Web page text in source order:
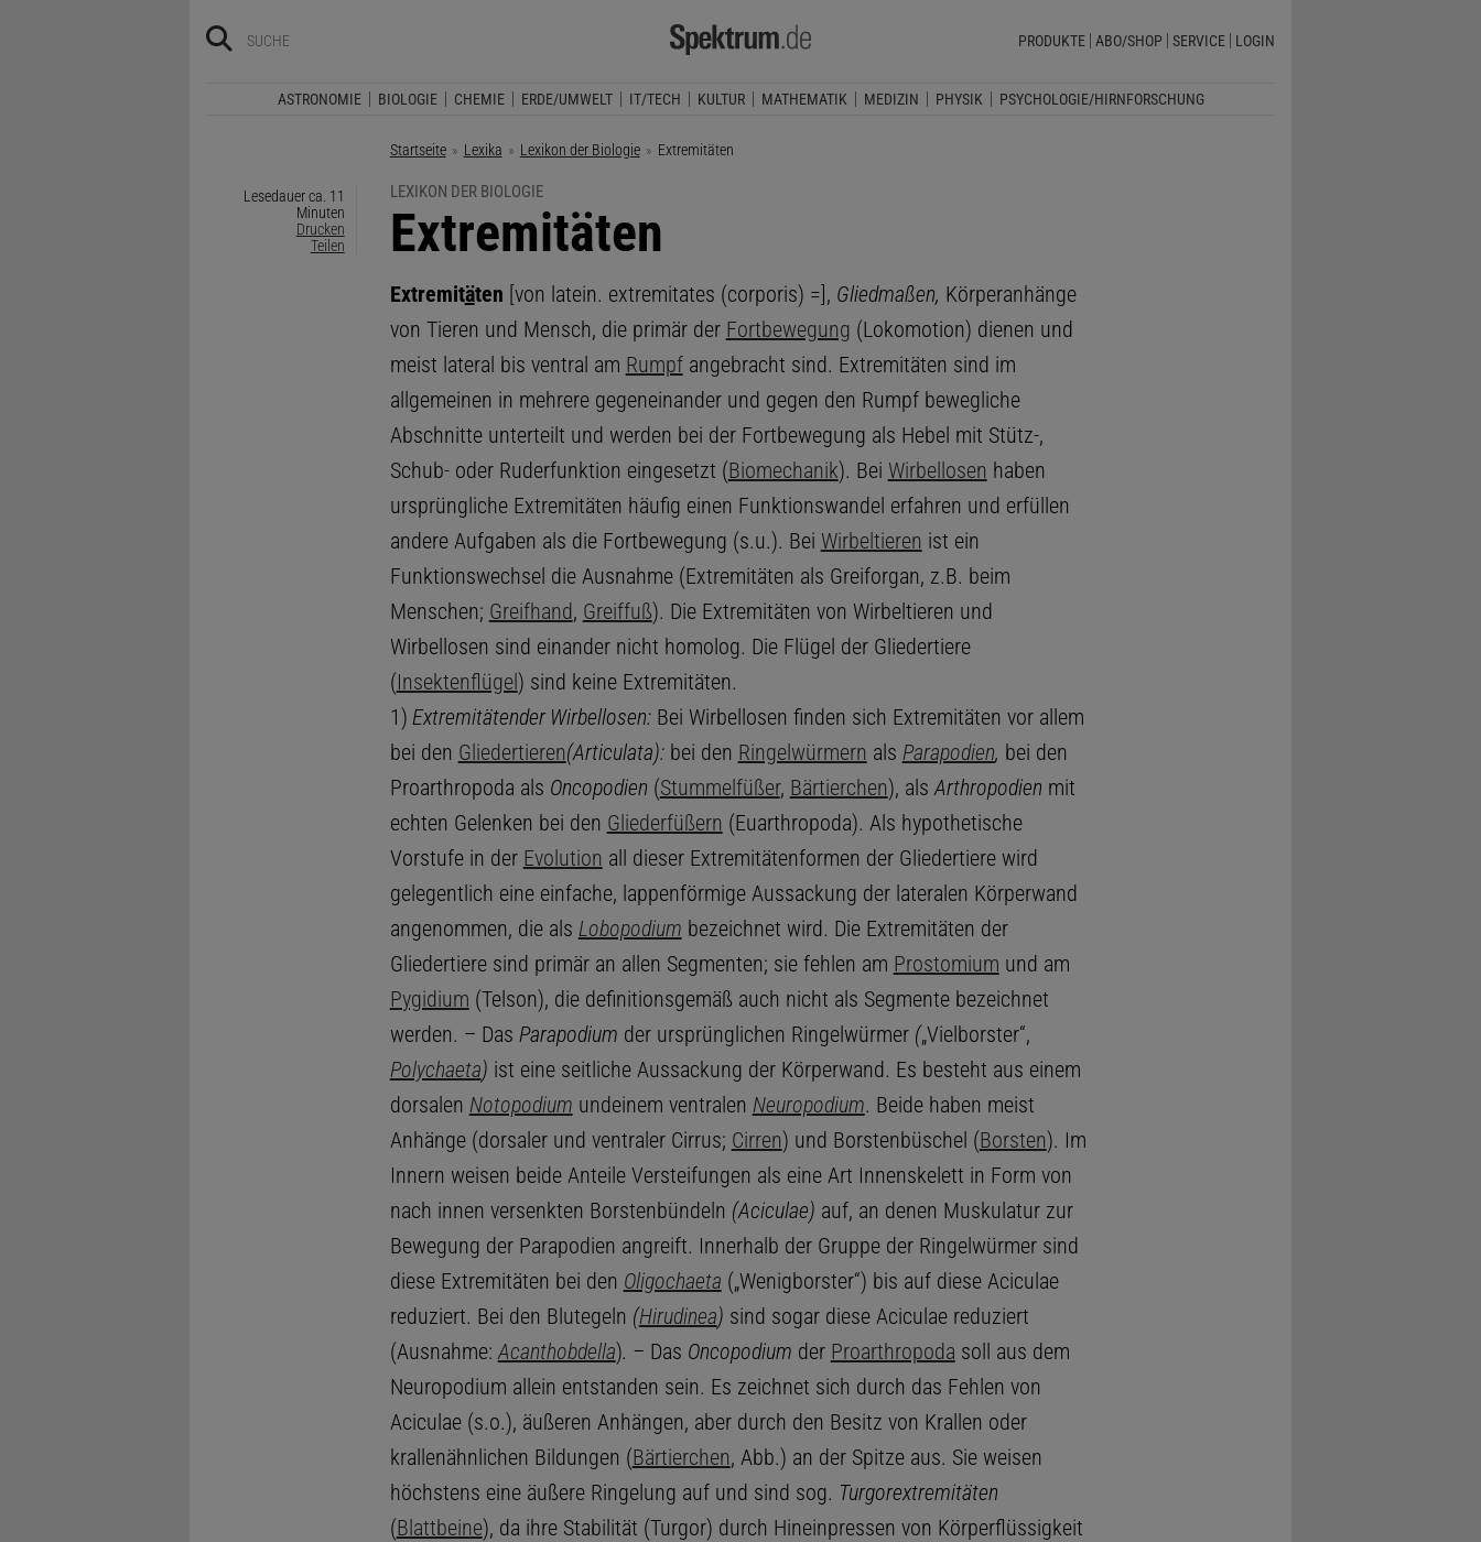
PRODUKTE ABO/SHOP SERVICE LOGIN
ASTRONOMIE BIOLOGIE CHEMIE ERDE/UMWELT IT/TECH KULTUR MATHEMATIK MEDIZIN PHYSIK PSYCHOLOGIE/HIRNFORSCHUNG
Startseite Lexika Lexikon der Biologie Aktuelle Seite:
Extremitäten
Lesedauer ca. 11
Minuten
Drucken
Teilen
LEXIKON DER BIOLOGIE
:
Extremitäten
Extremitäten [von latein. extremitates (corporis) =], Gliedmaßen, Körperanhänge
von Tieren und Mensch, die primär der Fortbewegung (Lokomotion) dienen und
meist lateral bis ventral am Rumpfangebracht sind. Extremitäten sind im
allgemeinen in mehrere gegeneinander und gegen den Rumpf bewegliche
Abschnitte unterteilt und werden bei der Fortbewegung als Hebel mit Stütz-,
Schub- oder Ruderfunktion eingesetzt (Biomechanik). Bei Wirbellosen haben
ursprüngliche Extremitäten häufig einen Funktionswandel erfahren und erfüllen
andere Aufgaben als die Fortbewegung (s.u.). Bei Wirbeltieren ist ein
Funktionswechsel die Ausnahme (Extremitäten als Greiforgan, z.B. beim
Menschen; Greifhand, Greiffuß). Die Extremitäten von Wirbeltieren und
Wirbellosen sind einander nicht homolog. Die Flügel der Gliedertiere
(Insektenflügel) sind keine Extremitäten.
1) Extremitätender Wirbellosen:Bei Wirbellosen finden sich Extremitäten vor allem
bei den Gliedertieren(Articulata):bei den Ringelwürmern als Parapodien, bei den
Proarthropoda als Oncopodien (Stummelfüßer, Bärtierchen), als Arthropodien mit
echten Gelenken bei den Gliederfüßern (Euarthropoda). Als hypothetische
Vorstufe in der Evolution all dieser Extremitätenformen der Gliedertiere wird
gelegentlich eine einfache, lappenförmige Aussackung der lateralen Körperwand
angenommen, die als Lobopodium bezeichnet wird. Die Extremitäten der
Gliedertiere sind primär an allen Segmenten; sie fehlen am Prostomium und am
Pygidium (Telson), die definitionsgemäß auch nicht als Segmente bezeichnet
werden. – Das Parapodium der ursprünglichen Ringelwürmer („Vielborster“,
Polychaeta) ist eine seitliche Aussackung der Körperwand. Es besteht aus einem
dorsalen Notopodium undeinem ventralen Neuropodium. Beide haben meist
Anhänge (dorsaler und ventraler Cirrus; Cirren) und Borstenbüschel (Borsten). Im
Innern weisen beide Anteile Versteifungen als eine Art Innenskelett in Form von
nach innen versenkten Borstenbündeln (Aciculae) auf, an denen Muskulatur zur
Bewegung der Parapodien angreift. Innerhalb der Gruppe der Ringelwürmer sind
diese Extremitäten bei den Oligochaeta („Wenigborster“) bis auf diese Aciculae
reduziert. Bei den Blutegeln (Hirudinea) sind sogar diese Aciculae reduziert
(Ausnahme: Acanthobdella). – Das Oncopodium der Proarthropoda soll aus dem
Neuropodium allein entstanden sein. Es zeichnet sich durch das Fehlen von
Aciculae (s.o.), äußeren Anhängen, aber durch den Besitz von Krallen oder
krallenähnlichen Bildungen (Bärtierchen, Abb.) an der Spitze aus. Sie weisen
höchstens eine äußere Ringelung auf und sind sog. Turgorextremitäten
(Blattbeine), da ihre Stabilität (Turgor) durch Hineinpressen von Körperflüssigkeit